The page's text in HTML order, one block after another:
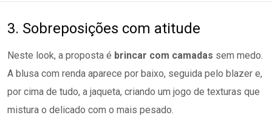
3. Sobreposições com atitude
Neste look, a proposta é brincar com camadas sem medo.
A blusa com renda aparece por baixo, seguida pelo blazer e,
por cima de tudo, a jaqueta, criando um jogo de texturas que
mistura o delicado com o mais pesado.